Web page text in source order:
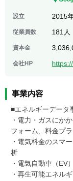
設立 2015
従業員数 181人
資本金
会社HP
事業内容
■エネルギーデータ
・電力・ガスにか
フォーム、料金プ
・電気料金のスマ
析
・電気自動車（EV
・再生可能エネル